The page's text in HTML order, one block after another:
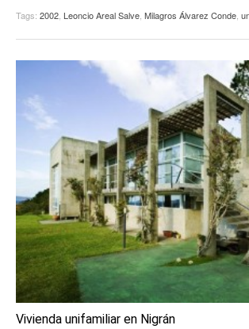
Tags: 2002 Leoncio Areal Salve Milagros Álvarez Conde
Vivienda unifamiliar en Nigrán